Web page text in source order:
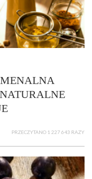
PRZECZYTANO 1 227 643 RAZY